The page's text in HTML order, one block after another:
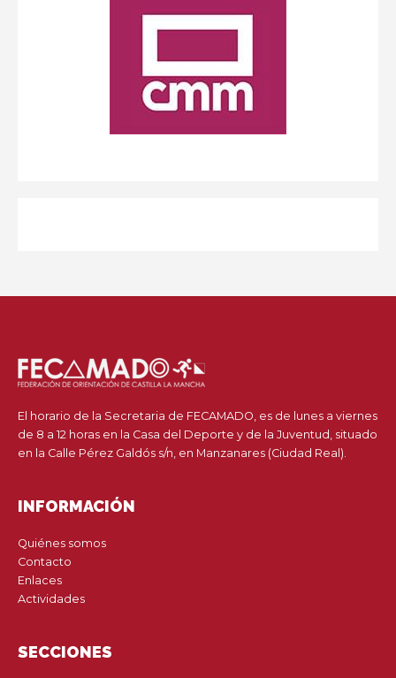
El horario de la Secretaria de FECAMADO, es de lunes a viernes
de 8 a 12 horas en la Casa del Deporte y de la Juventud, situado
en la Calle Pérez Galdós s/n, en Manzanares (Ciudad Real).
INFORMACIÓN
Quiénes somos
Contacto
Enlaces
Actividades
SECCIONES